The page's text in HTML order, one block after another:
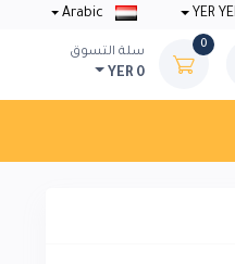
YER
0
سلة التسوق
YER 0